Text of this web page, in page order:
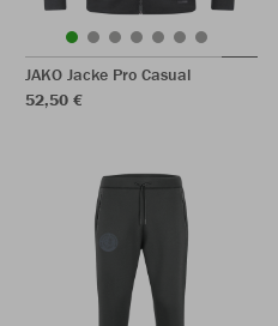
JAKO Jacke Pro Casual
52,50 €